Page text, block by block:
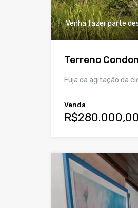
Venha fazer parte
Terreno
Fuja da agitação da
Venda